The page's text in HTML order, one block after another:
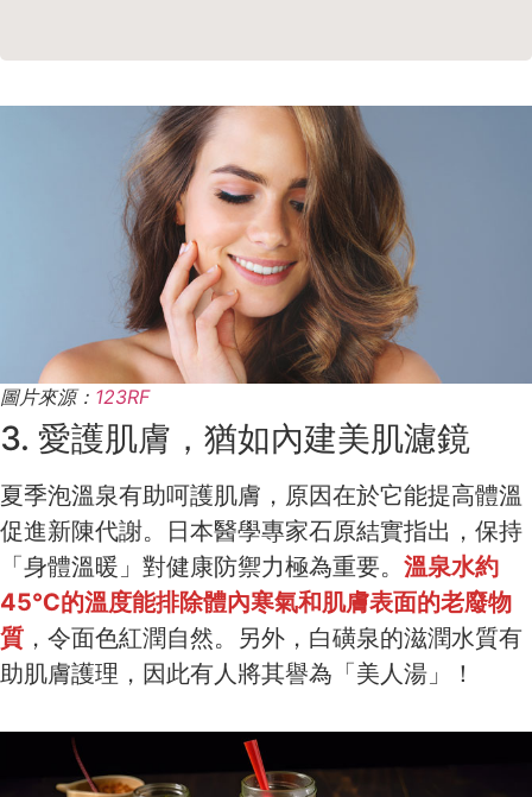
圖片來源： 123RF
3. 愛護肌膚，猶如內建美肌濾鏡
夏季泡溫泉有助呵護肌膚，原因在於它能提高體溫
促進新陳代謝。日本醫學專家石原結實指出，保持
「身體溫暖」對健康防禦力極為重要。 溫泉水約
45℃的溫度能排除體內寒氣和肌膚表面的老廢物
質 ，令面色紅潤自然。另外，白磺泉的滋潤水質有
助肌膚護理，因此有人將其譽為「美人湯」！